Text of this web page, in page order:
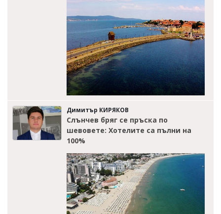
Димитър КИРЯКОВ
Слънчев бряг се пръска по
шевовете: Хотелите са пълни на
100%